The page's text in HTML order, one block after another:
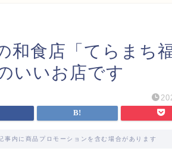
和食店「てらまち
いいお店です
事内に商品プロモーションを含む場合があります